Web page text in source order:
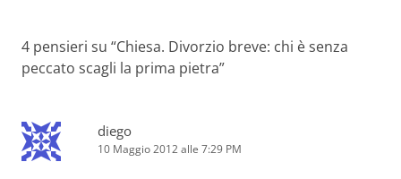
4 pensieri su “Chiesa. Divorzio breve: chi è senza
peccato scagli la prima pietra”
diego
10 Maggio 2012 alle 7:29 PM